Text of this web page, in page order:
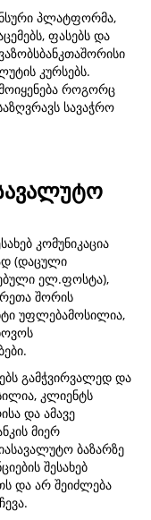
პლატფორმა,
ფასებს და
კურსებს.
როგორც
სავაჭრო
კომუნიკაცია
(დაცული
ელ.ფოსტა),
შორის
უფლებამოსილია,
გამჭვირვალედ და
კლიენტს
და ამავე
მიერ
ბაზარზე
შესახებ
და არ შეიძლება